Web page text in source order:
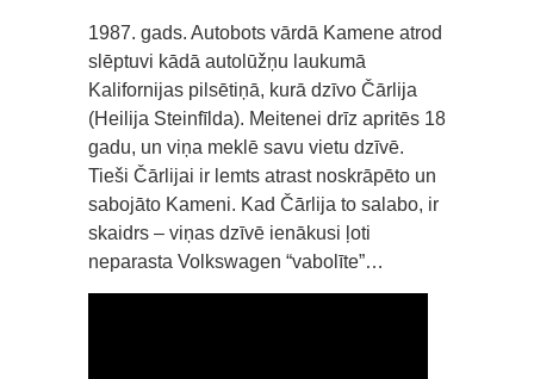
1987. gads. Autobots vārdā Kamene atrod
slēptuvi kādā autolūžņu laukumā
Kalifornijas pilsētiņā, kurā dzīvo Čārlija
(Heilija Steinfīlda). Meitenei drīz apritēs 18
gadu, un viņa meklē savu vietu dzīvē.
Tieši Čārlijai ir lemts atrast noskrāpēto un
sabojāto Kameni. Kad Čārlija to salabo, ir
skaidrs – viņas dzīvē ienākusi ļoti
neparasta Volkswagen “vabolīte”…